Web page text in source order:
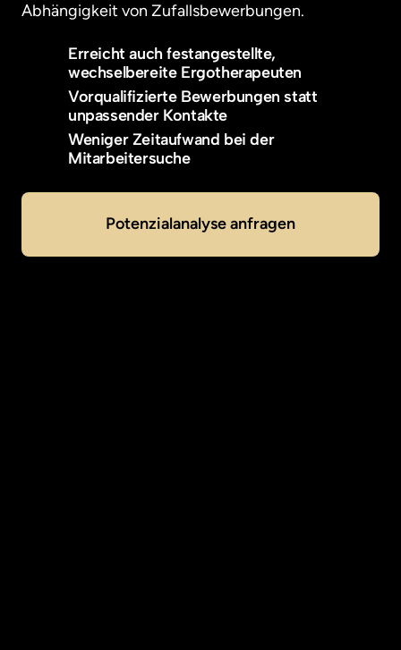
Abhängigkeit von Zufallsbewerbungen.
Erreicht auch festangestellte,
wechselbereite Ergotherapeuten
Vorqualifizierte Bewerbungen statt
unpassender Kontakte
Weniger Zeitaufwand bei der
Mitarbeitersuche
Potenzialanalyse anfragen